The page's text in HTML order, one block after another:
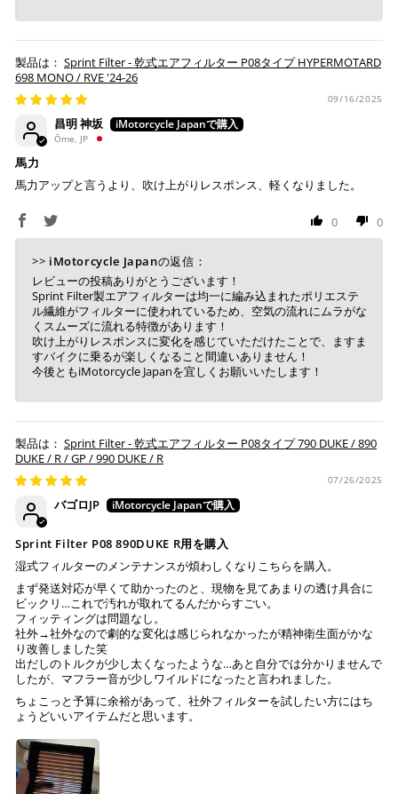
Sprint Filter - 乾式エアフィルター P08タイプ HYPERMOTARD
698 MONO / RVE '24-26
09/16/2025
昌明 神坂
Ōme, JP
馬力
馬力アップと言うより、吹け上がりレスポンス、軽くなりました。
0 0
>> iMotorcycle Japanの返信：
レビューの投稿ありがとうございます！
Sprint Filter製エアフィルターは均一に編み込まれたポリエステ
ル繊維がフィルターに使われているため、空気の流れにムラがな
くスムーズに流れる特徴があります！
吹け上がりレスポンスに変化を感じていただけたことで、ますま
すバイクに乗るが楽しくなること間違いありません！
今後ともiMotorcycle Japanを宜しくお願いいたします！
Sprint Filter - 乾式エアフィルター P08タイプ 790 DUKE / 890
DUKE / R / GP / 990 DUKE / R
07/26/2025
バゴロJP
Sprint Filter P08 890DUKE R用を購入
湿式フィルターのメンテナンスが煩わしくなりこちらを購入。
まず発送対応が早くて助かったのと、現物を見てあまりの透け具合に
ビックリ…これで汚れが取れてるんだからすごい。
フィッティングは問題なし。
社外→社外なので劇的な変化は感じられなかったが精神衛生面がかな
り改善しました笑
出だしのトルクが少し太くなったような…あと自分では分かりませんで
したが、マフラー音が少しワイルドになったと言われました。
ちょこっと予算に余裕があって、社外フィルターを試したい方にはち
ょうどいいアイテムだと思います。